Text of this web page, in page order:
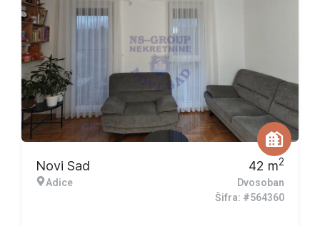
Novi Sad
Adice
42 m2
Dvosoban
Šifra: #564360